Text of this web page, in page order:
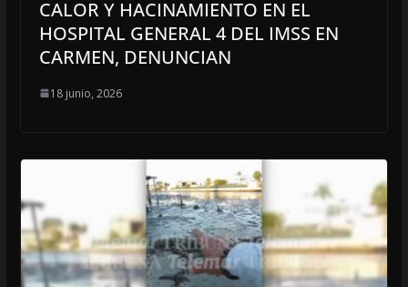
CALOR Y HACINAMIENTO EN EL
HOSPITAL GENERAL 4 DEL IMSS EN
CARMEN, DENUNCIAN
18 junio, 2026